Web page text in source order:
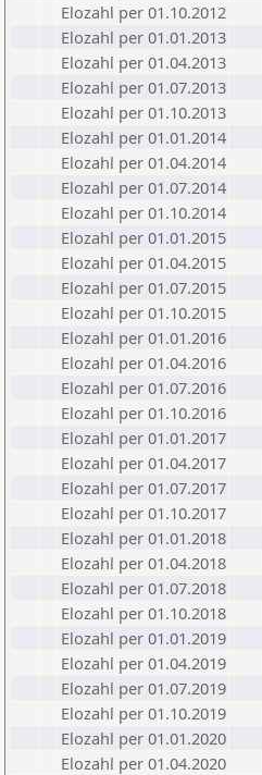
Elozahl per 01.10.2012
Elozahl per 01.01.2013
Elozahl per 01.04.2013
Elozahl per 01.07.2013
Elozahl per 01.10.2013
Elozahl per 01.01.2014
Elozahl per 01.04.2014
Elozahl per 01.07.2014
Elozahl per 01.10.2014
Elozahl per 01.01.2015
Elozahl per 01.04.2015
Elozahl per 01.07.2015
Elozahl per 01.10.2015
Elozahl per 01.01.2016
Elozahl per 01.04.2016
Elozahl per 01.07.2016
Elozahl per 01.10.2016
Elozahl per 01.01.2017
Elozahl per 01.04.2017
Elozahl per 01.07.2017
Elozahl per 01.10.2017
Elozahl per 01.01.2018
Elozahl per 01.04.2018
Elozahl per 01.07.2018
Elozahl per 01.10.2018
Elozahl per 01.01.2019
Elozahl per 01.04.2019
Elozahl per 01.07.2019
Elozahl per 01.10.2019
Elozahl per 01.01.2020
Elozahl per 01.04.2020